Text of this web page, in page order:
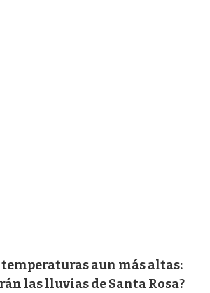
aun más altas:
las lluvias de Santa Rosa?